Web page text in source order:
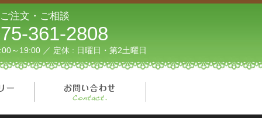
注文・ご相談
361-2808
～19:00 ／ 定休 : 日曜日・第2土曜日
フォトギャラリー